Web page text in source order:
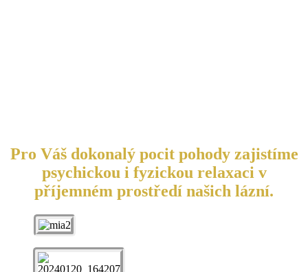
Pro Váš dokonalý pocit pohody zajistíme
psychickou i fyzickou relaxaci v
příjemném prostředí našich lázní.